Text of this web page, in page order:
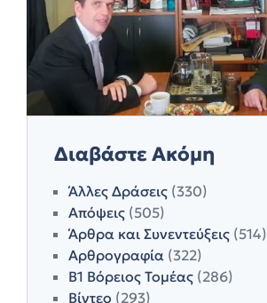
Διαβάστε Ακόμη
Άλλες Δράσεις (330)
Απόψεις (505)
Άρθρα και Συνεντεύξεις (514)
Αρθρογραφία (322)
Β1 Βόρειος Τομέας (286)
Βίντεο (293)